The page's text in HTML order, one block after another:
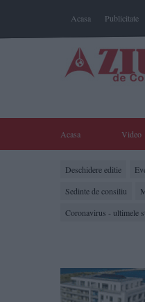
Acasa Publicitate
Acasa Video
Deschidere editie
Sedinte de consiliu
Coronavirus - ultimele